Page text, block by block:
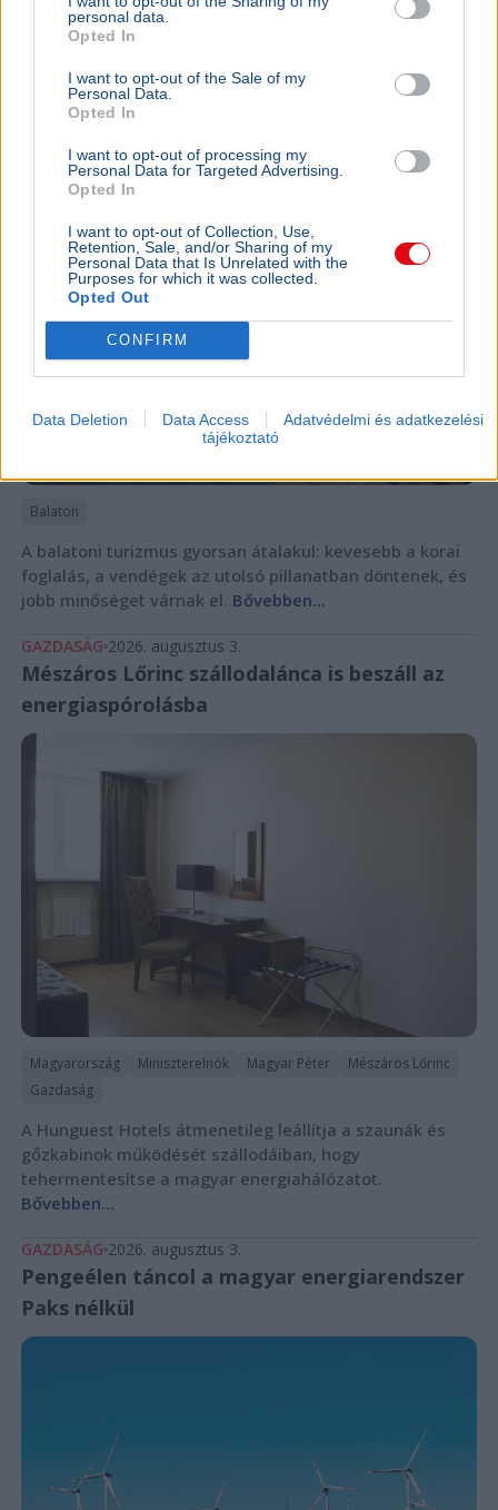
personal data.
Opted In
I want to opt-out of the Sale of my
Personal Data.
Opted In
I want to opt-out of processing my
Personal Data for Targeted Advertising.
Opted In
I want to opt-out of Collection, Use,
Retention, Sale, and/or Sharing of my
Personal Data that Is Unrelated with the
Purposes for which it was collected.
Opted Out
CONFIRM
Data Deletion Data Access
Adatvédelmi és adatkezelési
tájékoztató
Ajánljuk még
Kevesebb vendégéjszaka, utolsó pillanatos
foglalások - változtak az igények a
Balatonnál
Balaton
A balatoni turizmus gyorsan átalakul: kevesebb a korai
foglalás, a vendégek az utolsó pillanatban döntenek, és
jobb minőséget várnak el. Bővebben...
GAZDASÁG 2026. augusztus 3.
Mészáros Lőrinc szállodalánca is beszáll az
energiaspórolásba
Magyarország Miniszterelnök Magyar Péter
Mészáros Lőrinc
Gazdaság
A Hunguest Hotels átmenetileg leállítja a szaunák és
gőzkabinok működését szállodáiban, hogy
tehermentesítse a magyar energiahálózatot.
Bővebben...
GAZDASÁG 2026. augusztus 3.
Pengeélen táncol a magyar energiarendszer
Paks nélkül